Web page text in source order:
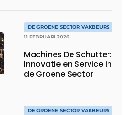
DE GROENE SECTOR VAKBEURS
11 FEBRUARI 2026
Machines De Schutter:
Innovatie en Service in
de Groene Sector
DE GROENE SECTOR VAKBEURS